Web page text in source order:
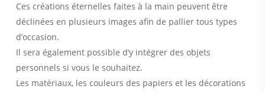
Ces créations éternelles faites à la main peuvent être
déclinées en plusieurs images afin de pallier tous types
d’occasion.
Il sera également possible d’y intégrer des objets
personnels si vous le souhaitez.
Les matériaux, les couleurs des papiers et les décorations